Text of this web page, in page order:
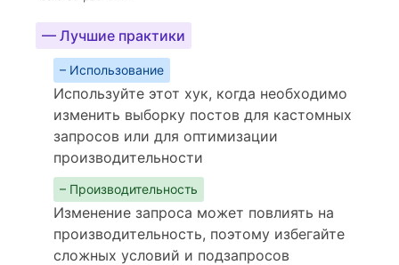
— Лучшие практики
– Использование
Используйте этот хук, когда необходимо
изменить выборку постов для кастомных
запросов или для оптимизации
производительности
– Производительность
Изменение запроса может повлиять на
производительность, поэтому избегайте
сложных условий и подзапросов